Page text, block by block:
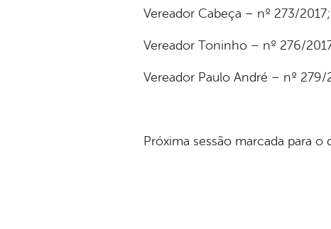
Vereador Cabeça – nº 273/
Vereador Toninho – nº 276/
Vereador Paulo André – nº
Próxima sessão marcada para